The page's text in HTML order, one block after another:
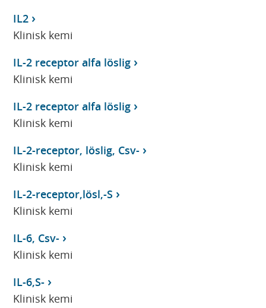
IL2
Klinisk kemi
IL-2 receptor alfa löslig
Klinisk kemi
IL-2 receptor alfa löslig
Klinisk kemi
IL-2-receptor, löslig, Csv-
Klinisk kemi
IL-2-receptor,lösl,-S
Klinisk kemi
IL-6, Csv-
Klinisk kemi
IL-6,S-
Klinisk kemi